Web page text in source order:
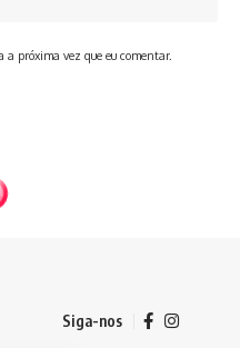
a próxima vez que eu comentar.
Siga-nos